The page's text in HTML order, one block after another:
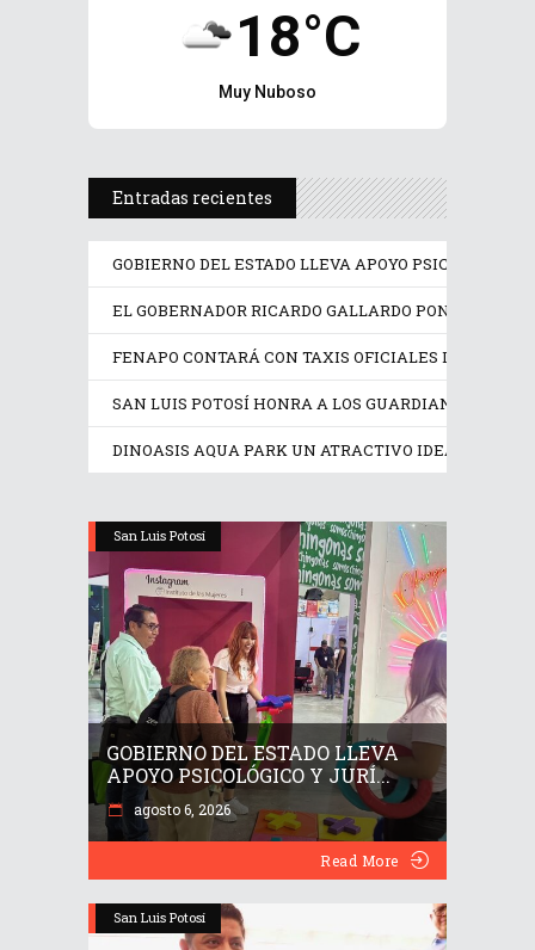
18°C
Muy Nuboso
Entradas recientes
GOBIERNO DEL ESTADO LLEVA APOYO
EL GOBERNADOR RICARDO GALLARDO PONE EN
FENAPO CONTARÁ CON TAXIS OFICIALES
SAN LUIS POTOSÍ HONRA A LOS GUARDIANES DE SU
DINOASIS AQUA PARK UN ATRACTIVO IDEAL EN
San Luis Potosí
GOBIERNO DEL ESTADO LLEVA
APOYO PSICOLÓGICO Y JURÍ...
agosto 6, 2026
Read More
San Luis Potosí